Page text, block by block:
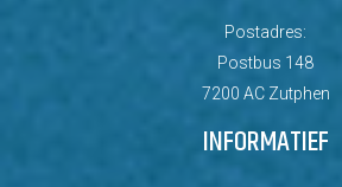
Postadres:
Postbus 148
7200 AC Zutphen
INFORMATIEF